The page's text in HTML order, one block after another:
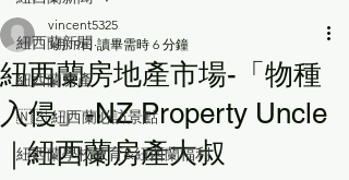
紐西蘭新聞
紐西蘭房產
🇳🇿 紐西蘭必訪景點
紐西蘭學校教育&紐西蘭福利
紐西蘭房地產市場-「物種
入侵」-NZ Property Uncle
｜紐西蘭房產大叔
vincent5325
1月19日 讀畢需時 6 分鐘